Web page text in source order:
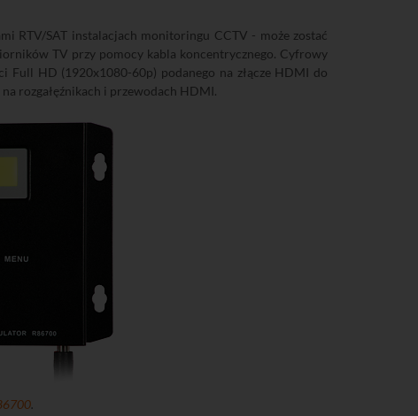
RTV/SAT instalacjach monitoringu CCTV - może zostać
TV przy pomocy kabla koncentrycznego. Cyfrowy
Full HD (1920x1080-60p) podanego na złącze HDMI do
rozgałęźnikach i przewodach HDMI.
.